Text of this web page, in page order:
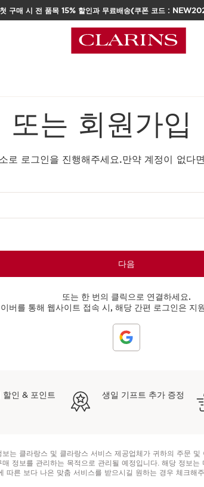
구매 시 전 품목 15% 할인과 무료배송(쿠폰 코드 :
또는 회원가입
로 로그인을 진행해주세요.만약 계정이 없다
다음
또는 한 번의 클릭으로 연결하세요.
버를 통해 웹사이트 접속 시, 해당 간편 로그인은 지
할인 & 포인트
생일 기프트 추가 증정
는 클라랑스 및 클라랑스 서비스 제공업체가 귀하의 주문
정보를 관리하는 목적으로 관리될 예정입니다. 해당 정보
따른 보다 나은 맞춤 서비스를 받으시길 원하는 경우 체크해
리와 정보 처리에 반대, 제한을 할 수 있는 권리가 있으며,